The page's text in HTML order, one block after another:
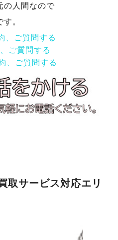
の人間なので
。
、ご質問する
ご質問する
、ご質問する
取サービス対応エリ